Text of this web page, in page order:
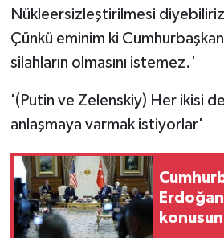
Nükleersizleştirilmesi
Çünkü eminim ki
silahların olmasını istemez.'
'(Putin ve Zelenskiy) Her ikisi
anlaşmaya varmak istiyorlar'